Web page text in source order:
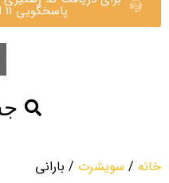
پاسخگویی 11 الی 19)09365755921
خانه / سویشرت / بارانی